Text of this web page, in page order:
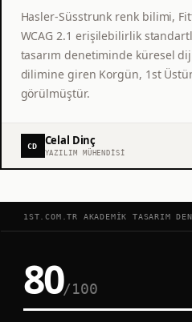
Hasler-Süsstrunk renk bilimi,
WCAG 2.1 erişilebilirlik
tasarım denetiminde küresel
dilimine giren Korgün, 1st
görülmüştür.
CD Celal Dinç
YAZILIM MÜHENDISI
1ST.COM.TR AKADEMIK TASARIM
80/100